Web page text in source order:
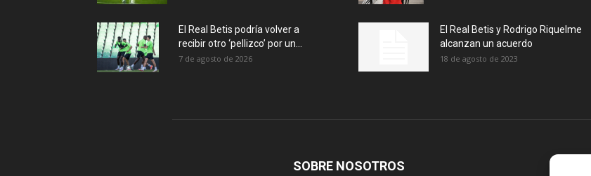
El Real Betis podría volver a
recibir otro ‘pellizco’ por un...
7 de agosto de 2026
El Real Betis y Rodrigo Riquelme
alcanzan un acuerdo
18 de agosto de 2023
SOBRE NOSOTROS